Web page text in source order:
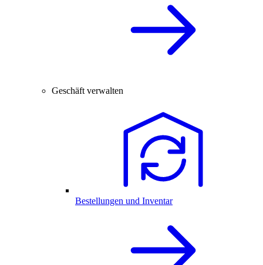
Geschäft verwalten
Bestellungen und Inventar